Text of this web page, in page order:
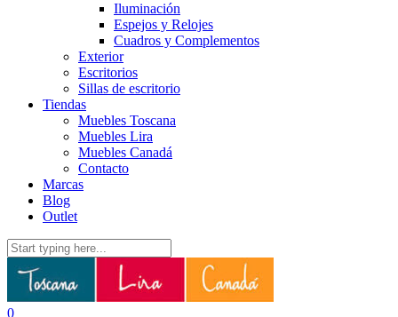
Iluminación
Espejos y Relojes
Cuadros y Complementos
Exterior
Escritorios
Sillas de escritorio
Tiendas
Muebles Toscana
Muebles Lira
Muebles Canadá
Contacto
Marcas
Blog
Outlet
0